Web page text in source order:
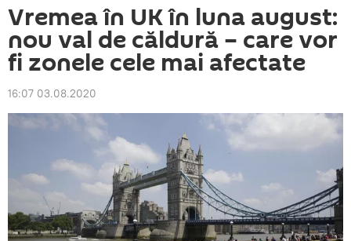
Vremea în UK în luna august:
nou val de căldură – care vor
fi zonele cele mai afectate
16:07 03.08.2020